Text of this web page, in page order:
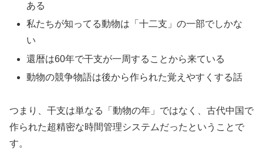
ある
私たちが知ってる動物は「十二支」の一部でしかな
い
還暦は60年で干支が一周することから来ている
動物の競争物語は後から作られた覚えやすくする話
つまり、干支は単なる「動物の年」ではなく、古代中国で
作られた超精密な時間管理システムだったということで
す。